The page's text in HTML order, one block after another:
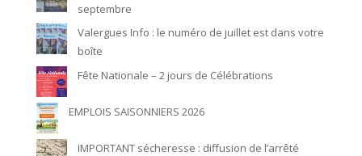
septembre
Valergues Info : le numéro de juillet est dans votre
boîte
Fête Nationale – 2 jours de Célébrations
EMPLOIS SAISONNIERS 2026
IMPORTANT sécheresse : diffusion de l’arrêté